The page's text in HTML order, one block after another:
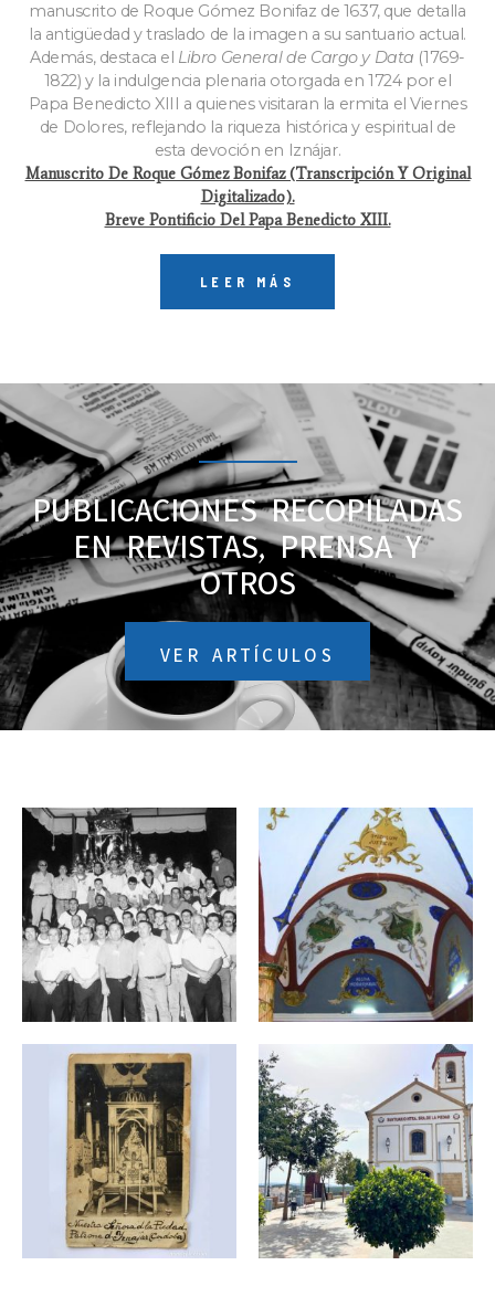
manuscrito de Roque Gómez Bonifaz de 1637, que detalla
la antigüedad y traslado de la imagen a su santuario actual.
Además, destaca el Libro General de Cargo y Data (1769-
1822) y la indulgencia plenaria otorgada en 1724 por el
Papa Benedicto XIII a quienes visitaran la ermita el Viernes
de Dolores, reflejando la riqueza histórica y espiritual de
esta devoción en Iznájar.
Manuscrito De Roque Gómez Bonifaz (transcripción Y Original
Digitalizado).
Breve Pontificio Del Papa Benedicto XIII.
LEER MÁS
PUBLICACIONES RECOPILADAS
EN REVISTAS, PRENSA Y
OTROS
VER ARTÍCULOS